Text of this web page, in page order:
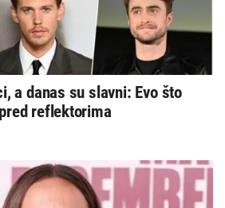
a danas su slavni: Evo što
reflektorima